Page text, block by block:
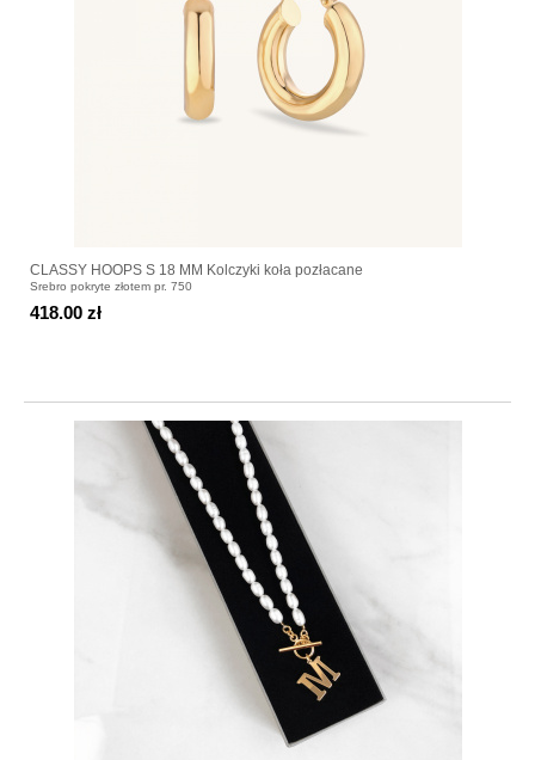
CLASSY HOOPS S 18 MM Kolczyki koła pozłacane
Srebro pokryte złotem pr. 750
418.00 zł